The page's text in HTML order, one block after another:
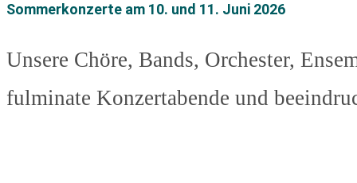
Sommerkonzerte am 10. und 11. Juni 2026
Unsere Chöre, Bands, Orchester,
fulminate Konzertabende und